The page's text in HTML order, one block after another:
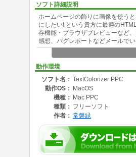
ソフト詳細説明
ホームページの飾りに画像を使う
にしたい! という貴方に最適の
存機能・ブラウザプレビューなど
感想、バグレポートなどメールでい
動作環境
ソフト名： TextColorizer PPC
動作OS： MacOS
機種： Mac PPC
種類： フリーソフト
作者： 常磐緑